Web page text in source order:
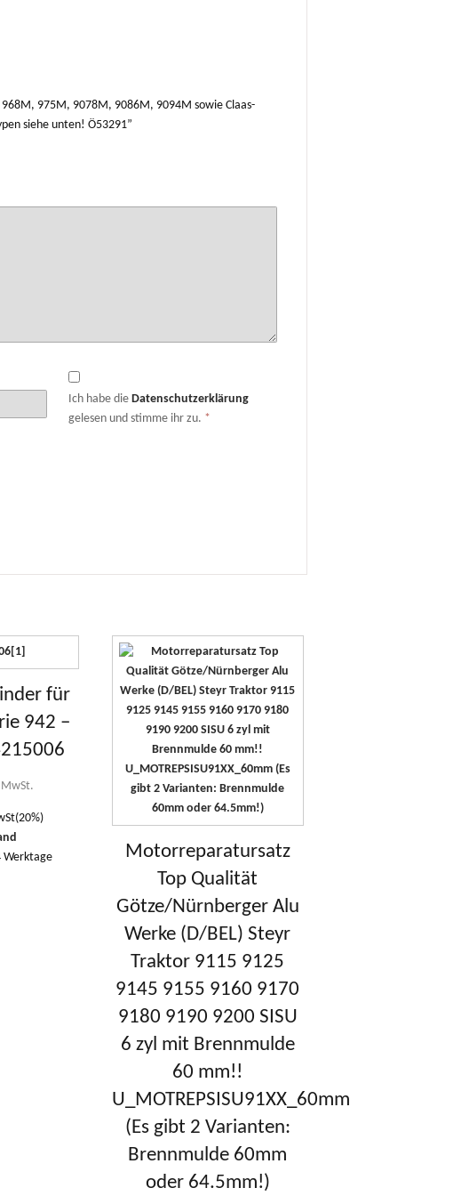
975M, 9078M, 9086M, 9094M sowie Claas-
siehe unten! Ö53291”
Ich habe dieDatenschutzerklärung
gelesen und stimme ihr zu. *
für
942 –
Werktage
Motorreparatursatz
Top Qualität
Götze/Nürnberger Alu
Werke (D/BEL) Steyr
Traktor 9115 9125
9145 9155 9160 9170
9180 9190 9200 SISU
6 zyl mit Brennmulde
60 mm!!
U_MOTREPSISU91XX_60mm
(Es gibt 2 Varianten:
Brennmulde 60mm
oder 64.5mm!)